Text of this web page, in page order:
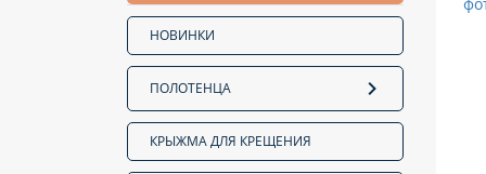
НОВИНКИ
ПОЛОТЕНЦА
КРЫЖМА ДЛЯ КРЕЩЕНИЯ